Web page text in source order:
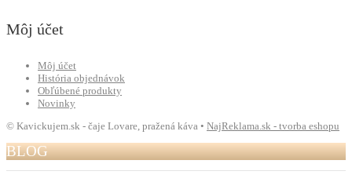
Môj účet
Môj účet
História objednávok
Obľúbené produkty
Novinky
© Kavickujem.sk - čaje Lovare, pražená káva • NajReklama.sk - tvorba eshopu
BLOG